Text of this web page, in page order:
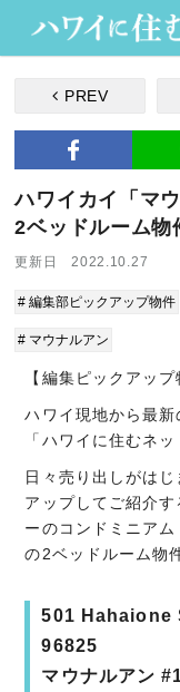
PREV
ハワイカイ「マ
2ベッドルーム物
更新日 2022.10.27
# 編集部ピックアップ物件
# マウナルアン
【編集ピックアップ
ハワイ現地から最
「ハワイに住むネ
日々売り出しがは
アップしてご紹介
ーのコンドミニア
の2ベッドルーム物
501 Hahaione
96825
マウナルアン